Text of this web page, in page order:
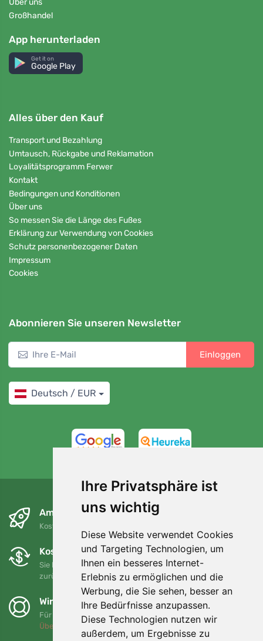
Ihre Privatsphäre ist
uns wichtig
Diese Website verwendet Cookies
und Targeting Technologien, um
Ihnen ein besseres Internet-
Erlebnis zu ermöglichen und die
Werbung, die Sie sehen, besser an
Ihre Bedürfnisse anzupassen.
Diese Technologien nutzen wir
außerdem, um Ergebnisse zu
Über uns
Großhandel
App herunterladen
Get it on
Google Play
Alles über den Kauf
Transport und Bezahlung
Umtausch, Rückgabe und Reklamation
Loyalitätsprogramm Ferwer
Kontakt
Bedingungen und Konditionen
Über uns
So messen Sie die Länge des Fußes
Erklärung zur Verwendung von Cookies
Schutz personenbezogener Daten
Impressum
Cookies
Abonnieren Sie unseren Newsletter
Einloggen
Deutsch / EUR
Am nächsten Tag und kostenlos
Kostenloser Versand für Bestellungen über 80 EUR
Kostenloser Umtausch und Rückgabe
Sie können Ihre Bestellung jederzeit innerhalb von 90 Tagen
zurückgeben oder umtauschen.
Wir unterstützen Trees.org
Für jede Bestellung pflanzen wir einen Baum! Mehr lesen
Über uns